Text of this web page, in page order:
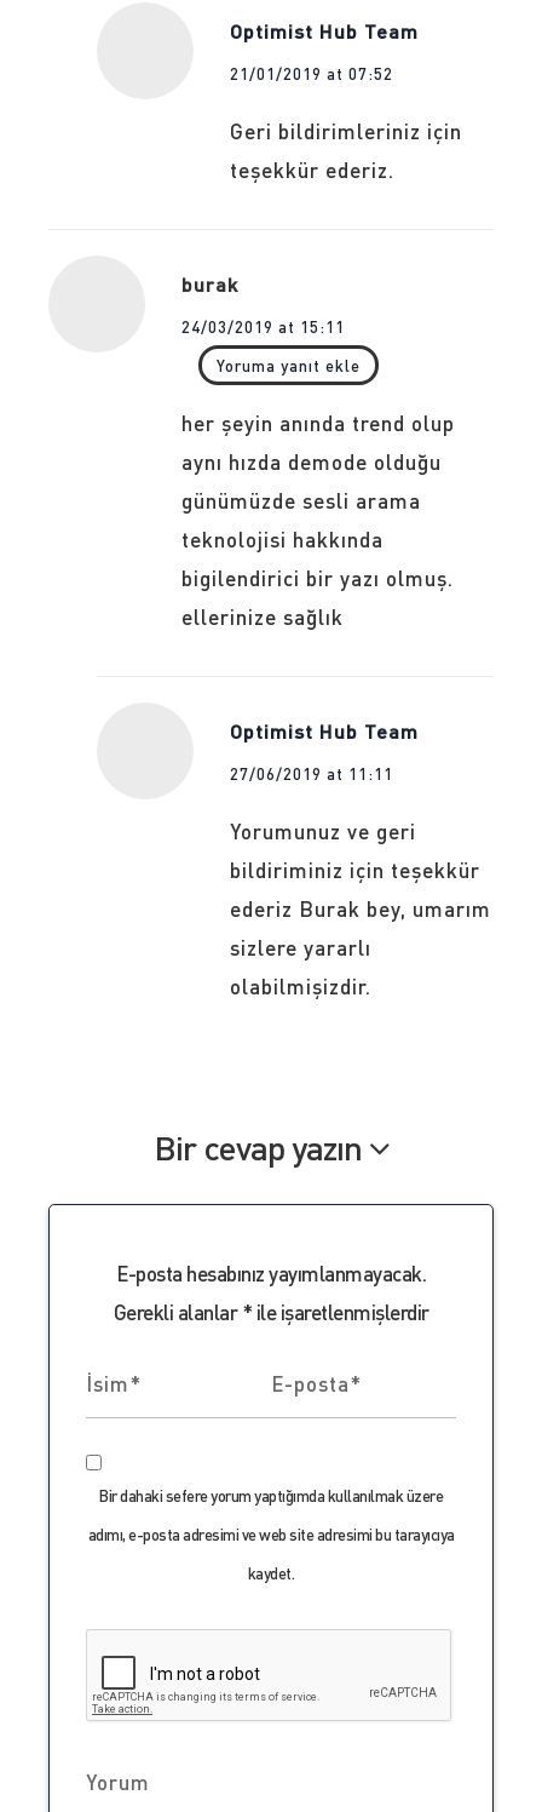
Optimist Hub Team
21/01/2019 at 07:52
Geri bildirimleriniz için
teşekkür ederiz.
burak
24/03/2019 at 15:11
Yoruma yanıt ekle
her şeyin anında trend olup
aynı hızda demode olduğu
günümüzde sesli arama
teknolojisi hakkında
bigilendirici bir yazı olmuş.
ellerinize sağlık
Optimist Hub Team
27/06/2019 at 11:11
Yorumunuz ve geri
bildiriminiz için teşekkür
ederiz Burak bey, umarım
sizlere yararlı
olabilmişizdir.
Bir cevap yazın
E-posta hesabınız yayımlanmayacak.
Gerekli alanlar* ile işaretlenmişlerdir
Bir dahaki sefere yorum yaptığımda kullanılmak üzere
adımı, e-posta adresimi ve web site adresimi bu tarayıcıya
kaydet.